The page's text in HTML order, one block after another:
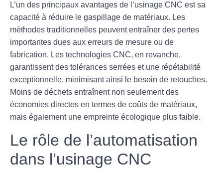
L’un des principaux avantages de l’usinage CNC est sa
capacité à réduire le gaspillage de matériaux. Les
méthodes traditionnelles peuvent entraîner des pertes
importantes dues aux erreurs de mesure ou de
fabrication. Les technologies CNC, en revanche,
garantissent des tolérances serrées et une répétabilité
exceptionnelle, minimisant ainsi le besoin de retouches.
Moins de déchets entraînent non seulement des
économies directes en termes de coûts de matériaux,
mais également une empreinte écologique plus faible.
Le rôle de l’automatisation
dans l’usinage CNC